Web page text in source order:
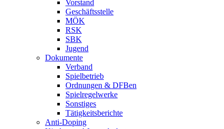
Vorstand
Geschäftsstelle
MÖK
RSK
SBK
Jugend
Dokumente
Verband
Spielbetrieb
Ordnungen & DFBen
Spielregelwerke
Sonstiges
Tätigkeitsberichte
Anti-Doping